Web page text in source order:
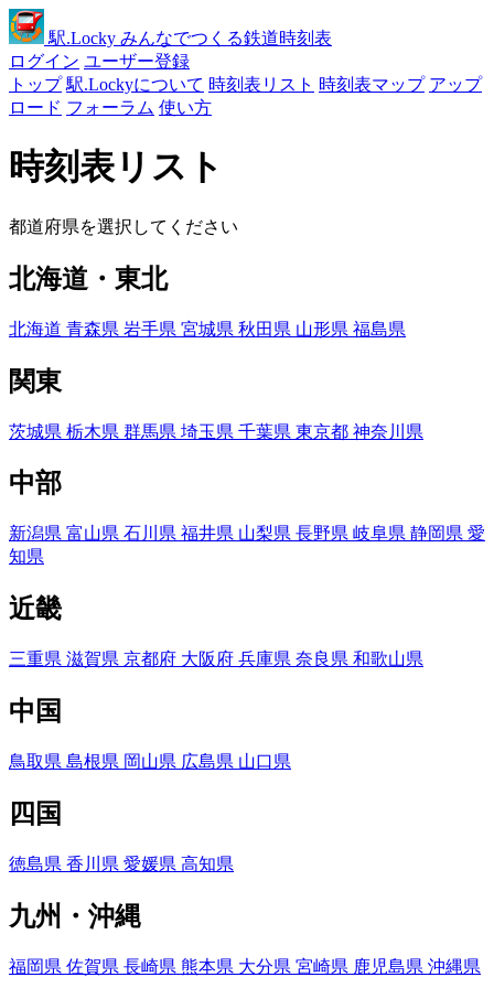
駅.Locky みんなでつくる鉄道時刻表
ログイン ユーザー登録
トップ 駅.Lockyについて 時刻表リスト 時刻表マップ アップ
ロード フォーラム 使い方
時刻表リスト
都道府県を選択してください
北海道・東北
北海道 青森県 岩手県 宮城県 秋田県 山形県 福島県
関東
茨城県 栃木県 群馬県 埼玉県 千葉県 東京都 神奈川県
中部
新潟県 富山県 石川県 福井県 山梨県 長野県 岐阜県 静岡県 愛
知県
近畿
三重県 滋賀県 京都府 大阪府 兵庫県 奈良県 和歌山県
中国
鳥取県 島根県 岡山県 広島県 山口県
四国
徳島県 香川県 愛媛県 高知県
九州・沖縄
福岡県 佐賀県 長崎県 熊本県 大分県 宮崎県 鹿児島県 沖縄県